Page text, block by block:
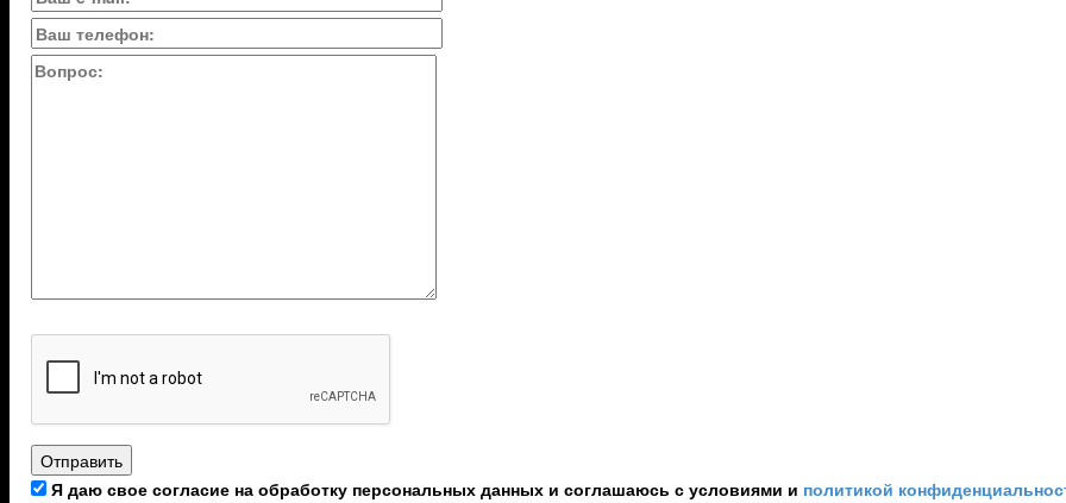
Я даю свое согласие на обработку персональных данных и соглашаюсь с условиями и политикой